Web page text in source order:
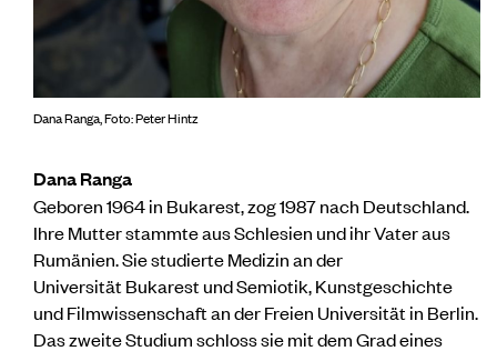
Dana Ranga, Foto: Peter Hintz
Dana Ranga
Geboren 1964 in Bukarest, zog 1987 nach Deutschland.
Ihre Mutter stammte aus Schlesien und ihr Vater aus
Rumänien. Sie studierte Medizin an der
Universität Bukarest und Semiotik, Kunstgeschichte
und Filmwissenschaft an der Freien Universität in Berlin.
Das zweite Studium schloss sie mit dem Grad eines